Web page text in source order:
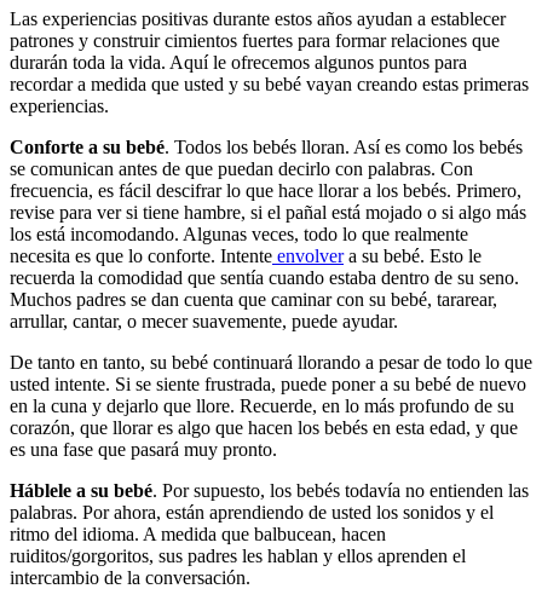
Las experiencias positivas durante estos años ayudan a establecer
patrones y construir cimientos fuertes para formar relaciones que
durarán toda la vida. Aquí le ofrecemos algunos puntos para
recordar a medida que usted y su bebé vayan creando estas primeras
experiencias.
Conforte a su bebé. Todos los bebés lloran. Así es como los bebés
se comunican antes de que puedan decirlo con palabras. Con
frecuencia, es fácil descifrar lo que hace llorar a los bebés. Primero,
revise para ver si tiene hambre, si el pañal está mojado o si algo más
los está incomodando. Algunas veces, todo lo que realmente
necesita es que lo conforte. Intente envolvera su bebé. Esto le
recuerda la comodidad que sentía cuando estaba dentro de su seno.
Muchos padres se dan cuenta que caminar con su bebé, tararear,
arrullar, cantar, o mecer suavemente, puede ayudar.
De tanto en tanto, su bebé continuará llorando a pesar de todo lo que
usted intente. Si se siente frustrada, puede poner a su bebé de nuevo
en la cuna y dejarlo que llore. Recuerde, en lo más profundo de su
corazón, que llorar es algo que hacen los bebés en esta edad, y que
es una fase que pasará muy pronto.
Háblele a su bebé. Por supuesto, los bebés todavía no entienden las
palabras. Por ahora, están aprendiendo de usted los sonidos y el
ritmo del idioma. A medida que balbucean, hacen
ruiditos/gorgoritos, sus padres les hablan y ellos aprenden el
intercambio de la conversación.